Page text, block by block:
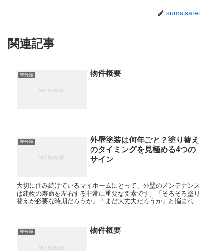
sumaisatei
関連記事
未分類 物件概要
未分類
外壁塗装は何年ごと？塗り替え
のタイミングを見極める4つの
サイン
大切に住み続けているマイホームにとって、外壁のメンテナンス
は建物の寿命を左右する非常に重要な要素です。「そろそろ塗り
替えが必要な時期だろうか」「まだ大丈夫だろうか」と悩まれて
未分類 物件概要